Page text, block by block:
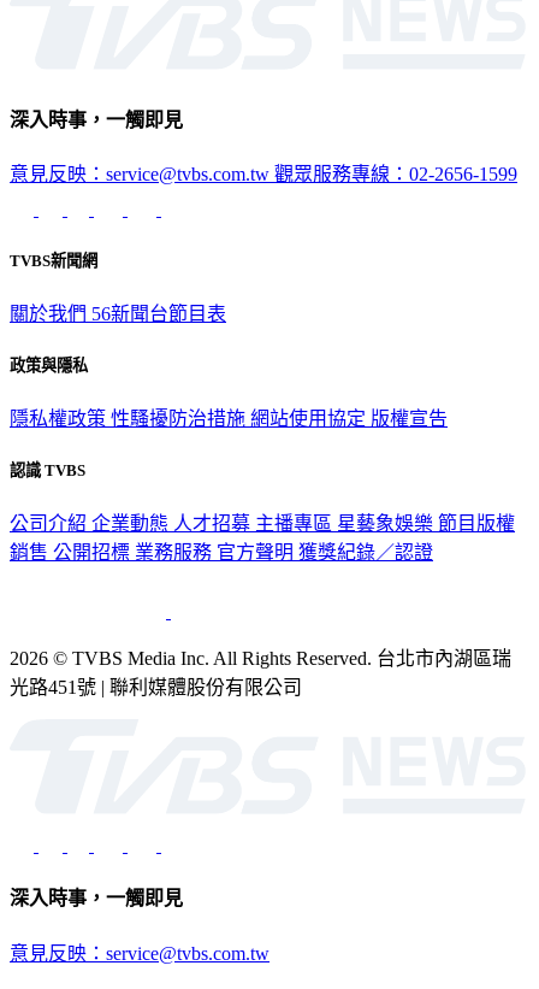
深入時事，一觸即見
意見反映：service@tvbs.com.tw 觀眾服務專線：02-2656-1599
TVBS新聞網
關於我們 56新聞台節目表
政策與隱私
隱私權政策 性騷擾防治措施 網站使用協定 版權宣告
認識 TVBS
公司介紹 企業動態 人才招募 主播專區 星藝象娛樂 節目版權
銷售 公開招標 業務服務 官方聲明 獲獎紀錄／認證
2026 © TVBS Media Inc. All Rights Reserved. 台北市內湖區瑞
光路451號 | 聯利媒體股份有限公司
深入時事，一觸即見
意見反映：service@tvbs.com.tw